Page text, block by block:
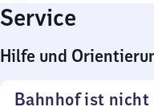
Service
Hilfe und
Bahnhof ist